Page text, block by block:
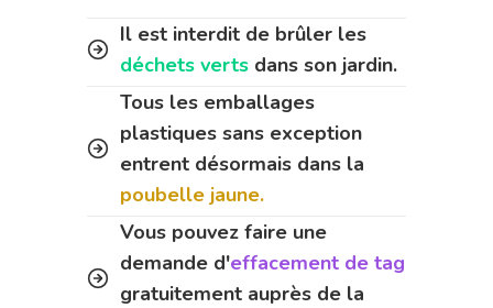
Il est interdit de brûler les
déchets verts dans son jardin.
Tous les emballages
plastiques sans exception
entrent désormais dans la
poubelle jaune.
Vous pouvez faire une
demande d'effacement de tag
gratuitement auprès de la